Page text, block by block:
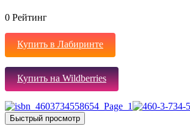
0 Рейтинг
Купить в Лабиринте
Купить на Wildberries
Быстрый просмотр